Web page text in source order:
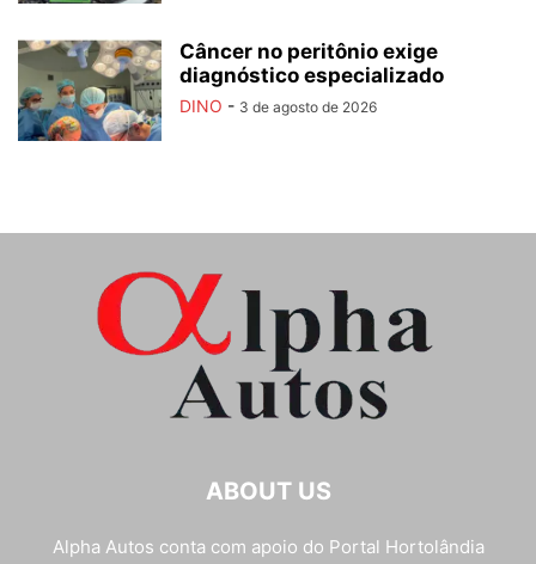
Câncer no peritônio exige
diagnóstico especializado
DINO - 3 de agosto de 2026
ABOUT US
Alpha Autos conta com apoio do Portal Hortolândia